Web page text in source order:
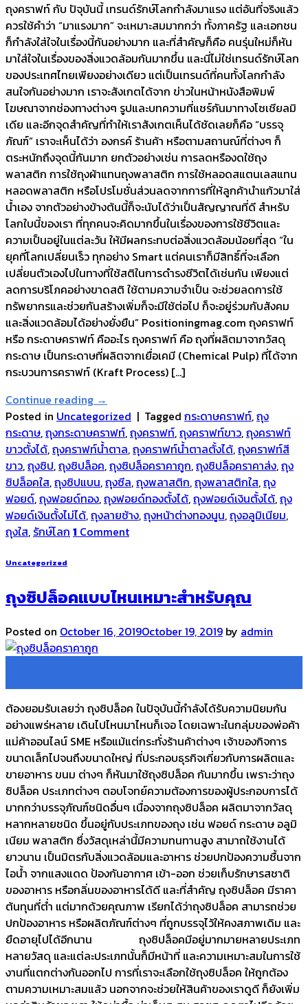
ถุงคราฟท์ กับ ปัจุบันนี้ เทรนด์รักษ์โลกกำลังมาแรง แต่อันที่จริงแล้ว
ควรใช้คำว่า “มาแรงมาก” จะเหมาะสมมากกว่า ทั้งภาครัฐ และเอกชน
ก็กำลังใส่ใจในเรื่องนี้กันอย่างมาก และที่สำคัญก็คือ คนรุ่นใหม่ก็หัน
มาใส่ใจในเรื่องของสิ่งแวดล้อมกันมากขึ้น และนี่ไม่ใช่เทรนด์รักษ์โลก
ของประเทศไทยเพียงอย่างเดียว แต่เป็นเทรนด์ที่คนทั้งโลกกำลัง
สนใจกันอย่างมาก เราจะสังเกตได้จาก ข่าวในหน้าหนังสือพิมพ์
โฆษณาจากช่องทางต่างๆ รูปและบทความที่แชร์กันมาทางโซเชียลมิ
เดีย และอีกจุดสำคัญที่ทำให้เราสังเกตเห็นได้ชัดเลยก็คือ “บรรจุ
ภัณฑ์” เราจะเห็นได้ว่า องกรค์ ร้านค้า หรือตามสถานณ์ที่ต่างๆ ก็
ตระหนักถึงจุดนี้กันมาก ยกตัวอย่างเช่น การลดหรืองดใช้ถุง
พลาสติก การใช้ถุงผ้าแทนถุงพลาสติก การใช้หลอดสแตนเลสแทน
หลอดพลาสติก หรือโปรโมชั่นส่วนลดจากการที่ให้ลูกค้านำแก้วมาใส่
น้ำเอง จากตัวอย่างข้างต้นนี้ก็จะนับได้ว่าเป็นสัญญาณที่ดี สำหรับ
โลกใบนี้ของเรา ที่ทุกคนจะคิดมากขึ้นในเรื่องของการใช้ชีวิตและ
ความเป็นอยู่ในแต่ละวัน ให้มีผลกระทบต่อสิ่งแวดล้อมน้อยที่สุด “ใน
ยุคที่โลกเปลี่ยนเร็ว ทุกอย่าง Smart แต่คนเราก็มีสิทธิ์ที่จะเลือก
เปลี่ยนตัวเองไปในทางที่ใช้สติในการดำรงชีวิตได้เช่นกัน เพียงแต่
ลดการบริโภคอย่างขาดสติ ใช้ตามความจำเป็น จะช่วยลดการใช้
ทรัพยากรและช่วยกันสร้างเพิ่มก็จะมีใช้ต่อไป ก็จะอยู่ร่วมกับสังคม
และสิ่งแวดล้อมได้อย่างยั่งยืน” Positioningmag.com ถุงคราฟท์
หรือ กระดาษคราฟท์ คืออะไร ถุงคราฟท์ คือ ถุงที่ผลิตมาจากวัสดุ
กระดาษ เป็นกระดาษที่ผลิตจากเยื่อเคมี (Chemical Pulp) ที่ได้จาก
กระบวนการคราฟท์ (Kraft Process) […]
Continue reading →
Posted in Uncategorized | Tagged กระดาษคราฟท์,ถุง
กระดาษ,ถุงกระดาษคราฟท์,ถุงคราฟท์,ถุงคราฟท์ขาว,ถุงคราฟท์
ขาวตั้งได้,ถุงคราฟท์น้ำตาล,ถุงคราฟท์น้ำตาลตั้งได้,ถุงคราฟท์สี
ขาว,ถุงซิป,ถุงซิปล็อค,ถุงซิปล็อคราคาถูก,ถุงซิปล็อคราคาส่ง,ถุง
ซิปล็อคใส,ถุงซิปแบน,ถุงซีล,ถุงพลาสติก,ถุงพลาสติกใส,ถุง
ฟอยด์,ถุงฟอยด์ทอง,ถุงฟอยด์ทองตั้งได้,ถุงฟอยด์เงินตั้งได้,ถุง
ฟอยด์เงินตั้งไม่ได้,ถุงลายช้าง,ถุงหน้าต่างทองนูน,ถุงอลูมิเนียม,
ถุงใส, รักษ์โลก 1 Comment
Uncategorized
ถุงซิปล็อคแบบไหนเหมาะสำหรับคุณ
Posted on October 16, 2019October 19, 2019 by admin
ต้องยอมรับเลยว่า ถุงซิปล็อค ในปัจุบันนี้กำลังได้รับความนิยมกัน
อย่างแพร่หลาย เดินไปไหนมาไหนก็เจอ โดยเฉพาะในกลุ่มของพ่อค้า
แม่ค้าออนไลน์ SME หรือแม้แต่กระทั่งร้านค้าต่างๆ เจ้าของกิจการ
ขนาดเล็กไปจนถึงขนาดใหญ่ ที่ประกอบธุรกิจเกี่ยวกับการผลิตและ
ขายอาหาร ขนม ต่างๆ ก็หันมาใช้ถุงซิปล็อค กันมากขึ้น เพราะว่าถุง
ซิปล็อค ประเภทต่างๆ ตอบโจทย์ความต้องการของผู้ประกอบการได้
มากกว่าบรรจุภัณฑ์ชนิดอื่นๆ เนื่องจากถุงซิปล็อค ผลิตมาจากวัสดุ
หลากหลายชนิด ขึ้นอยู่กับประเภทของถุง เช่น ฟอยด์ กระดาษ อลูมิ
เนียม พลาสติก ซึ่งวัสดุเหล่านี้มีความทนทานสูง สามาถใช้งานได้
ยาวนาน เป็นมิตรกับสิ่งแวดล้อมและอาหาร ช่วยปกป้องความชื้นจาก
ไอน้ำ จากแสงแดด ป้องกันอากาศ เข้า-ออก ช่วยเก็บรักษารสชาติ
ของอาหาร หรือกลิ่นของอาหารได้ดี และที่สำคัญ ถุงซิปล็อค มีราคา
ต้นทุนที่ต่ำ แต่มากด้วยคุณภาพ เรียกได้ว่าถุงซิปล็อค สามารถช่วย
ปกป้องอาหาร หรือผลิตภัณฑ์ต่างๆ ที่ถูกบรรจุไว้ให้คงสภาพเดิม และ
ยืดอายุไปได้อีกนาน ถุงซิปล็อคมีอยู่มากมายหลายประเภท
หลายวัสดุ และแต่ละประเภทนั้นก็มีหน้าที่ และความเหมาะสมในการใช้
งานที่แตกต่างกันออกไป การที่เราจะเลือกใช้ถุงซิปล็อค ให้ถูกต้อง
ตามความเหมาะสมแล้ว นอกจากจะช่วยให้สินค้าของเราดูดี ก็ยังเพิ่ม